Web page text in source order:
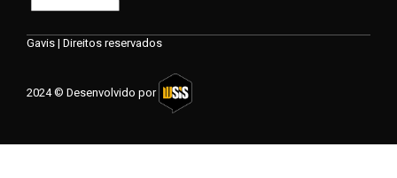
Gavis | Direitos reservados
2024 © Desenvolvido por